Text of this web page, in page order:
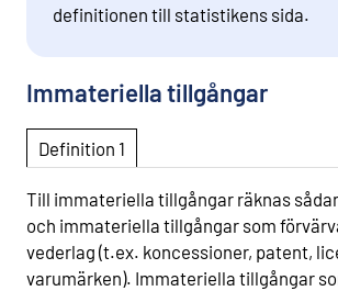
definitionen till statistikens sida.
Immateriella tillgångar
Definition 1
Till immateriella tillgångar räknas
och immateriella tillgångar som
vederlag (t.ex. koncessioner, patent,
varumärken). Immateriella tillgångar